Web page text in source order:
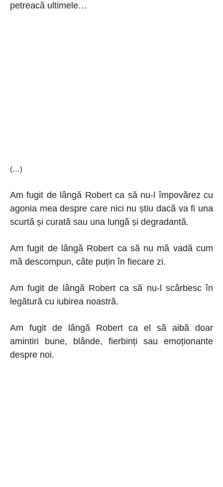
petreacă ultimele…
(…)
Am fugit de lângă Robert ca să nu-l împovărez cu
agonia mea despre care nici nu știu dacă va fi una
scurtă și curată sau una lungă și degradantă.
Am fugit de lângă Robert ca să nu mă vadă cum
mă descompun, câte puțin în fiecare zi.
Am fugit de lângă Robert ca să nu-l scârbesc în
legătură cu iubirea noastră.
Am fugit de lângă Robert ca el să aibă doar
amintiri bune, blânde, fierbinți sau emoționante
despre noi.